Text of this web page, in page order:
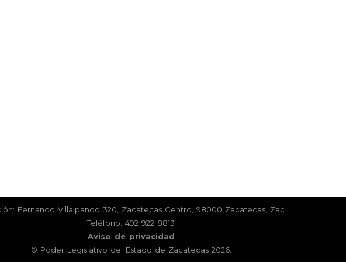
Fernando Villalpando 320, Zacatecas Centro, 98000 Zacatecas, Zac.
Teléfono: 492 922 8813
Aviso de privacidad
© Poder Legislativo del Estado de Zacatecas 2026.